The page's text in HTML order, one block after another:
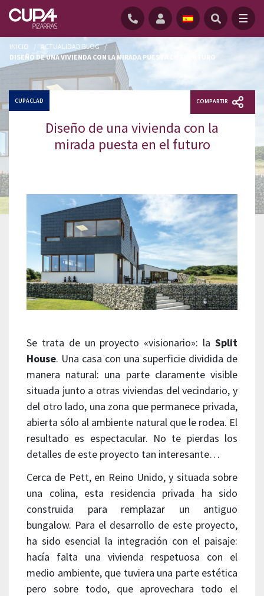
INICIO / ACTUALIDAD BLOG /
DISEÑO DE UNA VIVIENDA CON LA MIRADA PUESTA EN EL FUTURO
CUPACLAD COMPARTIR
Diseño de una vivienda con la
mirada puesta en el futuro
Se trata de un proyecto «visionario»: la Split
House. Una casa con una superficie dividida de
manera natural: una parte claramente visible
situada junto a otras viviendas del vecindario, y
del otro lado, una zona que permanece privada,
abierta sólo al ambiente natural que le rodea. El
resultado es espectacular. No te pierdas los
detalles de este proyecto tan interesante…
Cerca de Pett, en Reino Unido, y situada sobre
una colina, esta residencia privada ha sido
construida para remplazar un antiguo
bungalow. Para el desarrollo de este proyecto,
ha sido esencial la integración con el paisaje:
hacía falta una vivienda respetuosa con el
medio ambiente, que tuviera una parte estética
pero sobre todo, que aprovechara todo el